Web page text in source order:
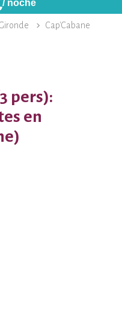
/ noche
Cap'Cabane
pers):
en